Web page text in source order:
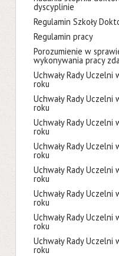
dyscyplinie
Regulamin Szkoły
Regulamin pracy
Porozumienie w
wykonywania pracy
Uchwały Rady Uczelni
roku
Uchwały Rady Uczelni
roku
Uchwały Rady Uczelni
roku
Uchwały Rady Uczelni
roku
Uchwały Rady Uczelni
roku
Uchwały Rady Uczelni
roku
Uchwały Rady Uczelni
roku
Uchwały Rady Uczelni
roku